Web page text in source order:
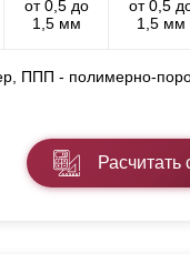
от 0,5 до
1,5 мм
от 0,5
1,5 мм
ППП - полимерно-
Расчитать